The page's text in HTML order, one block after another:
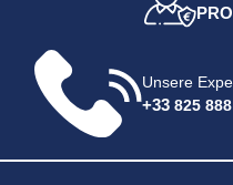
PRO
Unsere
+33 825